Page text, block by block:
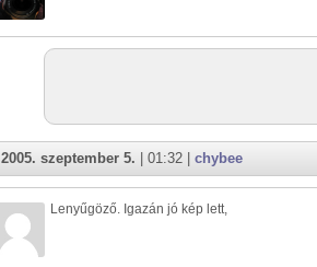
2005. szeptember 5. | 01:32 | chybee
Lenyűgöző. Igazán jó kép lett,